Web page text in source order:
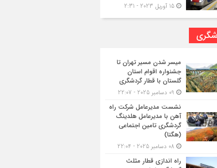
میسر شدن مسیر تهران تا
جشنواره اقوام استان
گلستان با قطار گردشگری
نشست مدیرعامل شرکت راه
آهن با مدیرعامل هلدینگ
گردشگری تامین اجتماعی
(هگتا)
راه اندازی قطار مثلث